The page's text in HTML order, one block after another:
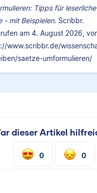
Tipps für leserliche
- mit Beispielen. Scribbr.
am 4. August 2026,
www.scribbr.de/
saetze-umformulieren/
dieser Artikel
0 0